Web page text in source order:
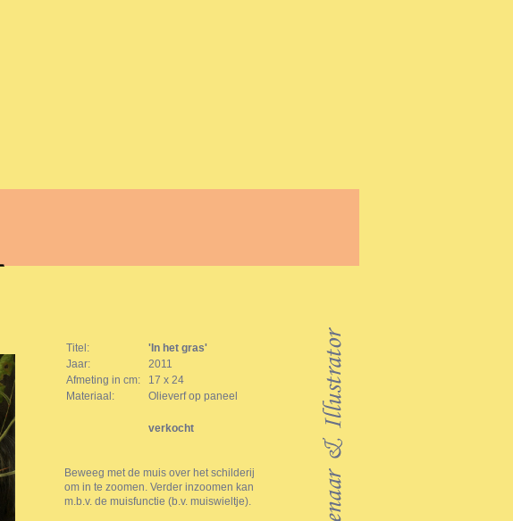
Titel:
'In het gras'
Jaar:
2011
Afmeting in cm:
17 x 24
Materiaal:
Olieverf op paneel
verkocht
Beweeg met de muis over het schilderij
om in te zoomen. Verder inzoomen kan
m.b.v. de muisfunctie (b.v. muiswieltje).